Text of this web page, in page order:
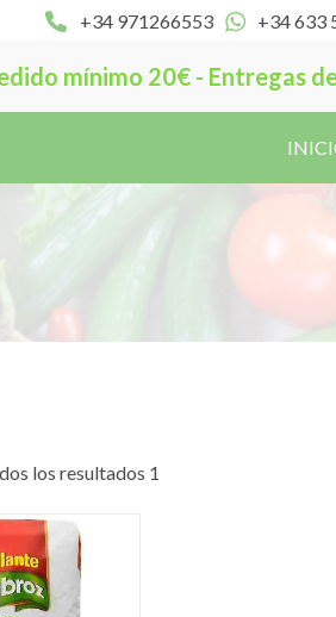
+34 971266553 +34 633
mínimo 20€ - Entregas
los resultados 1